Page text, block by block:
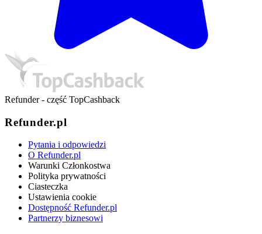
Refunder - część TopCashback
Refunder.pl
Pytania i odpowiedzi
O Refunder.pl
Warunki Członkostwa
Polityka prywatności
Ciasteczka
Ustawienia cookie
Dostępność Refunder.pl
Partnerzy biznesowi